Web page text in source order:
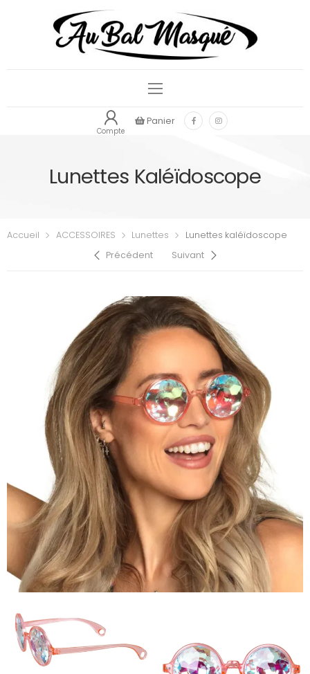
Compte
Panier
Lunettes Kaléïdoscope
Accueil ACCESSOIRES Lunettes
Lunettes kaléïdoscope
Précédent
Suivant